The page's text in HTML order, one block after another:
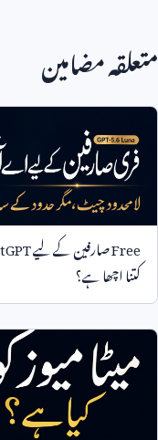
متعلقہ مضامین
Freeصارفین کے لیے
کتنا اچھا ہے؟